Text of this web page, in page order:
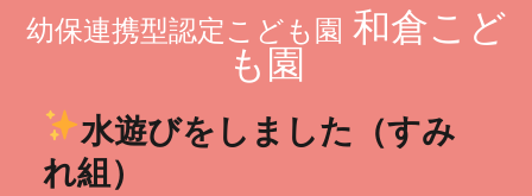
幼保連携型認定こども園 和倉こど
も園
水遊びをしました （すみ
れ組）